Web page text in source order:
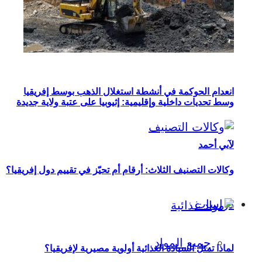
وسط تحديات داخلية وإقليمية: إثيوبيا على عتبة ولاية جديدة
لآبي أحمد
دراسات
جميع المواد
انعدام الحوكمة في أنشطة استغلال الذهب بوسط إفريقيا
وكالات التصنيف الثلاث: أرقام أم تحيّز في تقييم دول إفريقيا؟
لماذا تمثل السيادة الغذائية أولوية مصيرية لإفريقيا؟